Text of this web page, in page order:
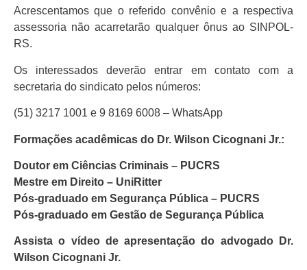
Acrescentamos que o referido convênio e a respectiva
assessoria não acarretarão qualquer ônus ao SINPOL-
RS.
Os interessados deverão entrar em contato com a
secretaria do sindicato pelos números:
(51) 3217 1001 e 9 8169 6008 – WhatsApp
Formações acadêmicas do Dr. Wilson Cicognani Jr.:
Doutor em Ciências Criminais – PUCRS
Mestre em Direito – UniRitter
Pós-graduado em Segurança Pública – PUCRS
Pós-graduado em Gestão de Segurança Pública
Assista o vídeo de apresentação do advogado Dr.
Wilson Cicognani Jr.